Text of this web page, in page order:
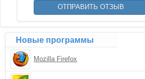
Новые программы
Mozilla Firefox